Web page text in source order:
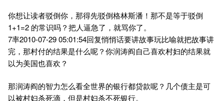
你想让读者驳倒你，那得先驳倒格林斯潘！那不是等于驳倒
1+1=2 的常识吗？把人逼急了，就骂你了。
7率2010-07-29 05:01:54回复悄悄话要讲故事玩比喻就把故事讲
完，那村付的结果是什么呢？你润涛阎自己喜欢村妇的结果就
以为美国也喜欢？
那润涛阎的智力怎么看全世界的银行都贷款呢？几个债主是可
以被村妇杀死滴，但是村妇杀不死银行。